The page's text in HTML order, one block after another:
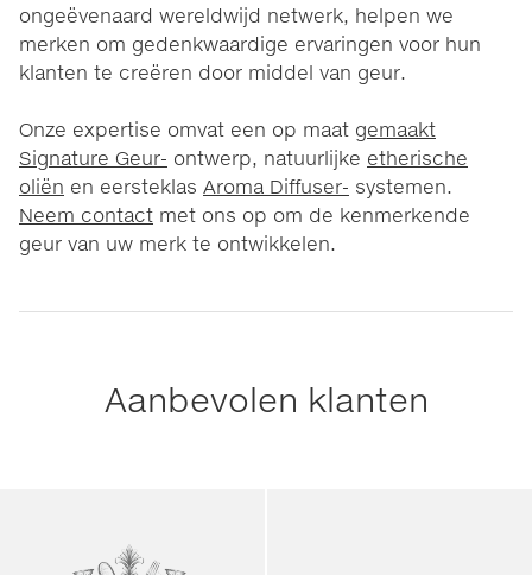
ongeëvenaard wereldwijd netwerk, helpen we
merken om gedenkwaardige ervaringen voor hun
klanten te creëren door middel van geur.
Onze expertise omvat een op maat gemaakt
Signature Geur- ontwerp, natuurlijke etherische
oliën en eersteklas Aroma Diffuser- systemen.
Neem contact met ons op om de kenmerkende
geur van uw merk te ontwikkelen.
Aanbevolen klanten